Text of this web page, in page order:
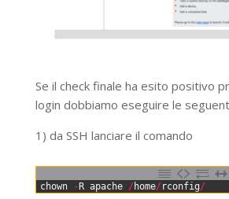
Se il check finale ha esito positivo
login dobbiamo eseguire le
1) da SSH lanciare il comando
chown - R apache / home/ rconfig/